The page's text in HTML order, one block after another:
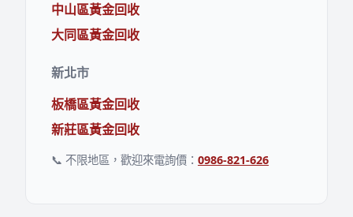
中山區黃金回收
大同區黃金回收
新北市
板橋區黃金回收
新莊區黃金回收
📞 不限地區，歡迎來電詢價： 0986-821-626